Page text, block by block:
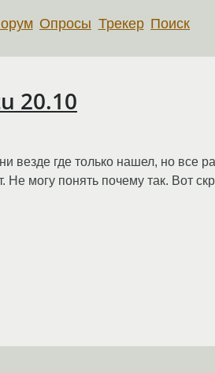
Опросы Трекер Поиск
20.10
где только нашел, но все
могу понять почему так. Вот